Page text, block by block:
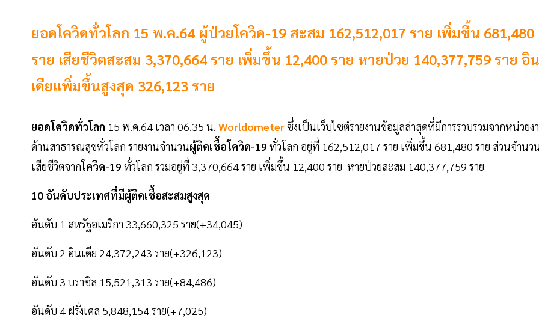
ยอดโควิดทั่วโลก 15 พ.ค.64 ผู้ป่วยโควิด-19 สะสม 162,512,017 ราย เพิ่มขึ้น 681,480
ราย เสียชีวิตสะสม 3,370,664 ราย เพิ่มขึ้น 12,400 ราย หายป่วย 140,377,759 ราย อิน
เดียเเพิ่มขึ้นสูงสุด 326,123 ราย
ยอดโควิดทั่วโลก 15 พ.ค.64 เวลา 06.35 น. Worldometerซึ่งเป็นเว็บไซต์รายงานข้อมูลล่าสุดที่มีการรวบรวมจากหน่วยง
ด้านสาธารณสุขทั่วโลก รายงานจำนวนผู้ติดเชื้อโควิด-19 ทั่วโลก อยู่ที่ 162,512,017 ราย เพิ่มขึ้น 681,480 ราย ส่วนจำนว
เสียชีวิตจากโควิด-19 ทั่วโลก รวมอยู่ที่ 3,370,664 ราย เพิ่มขึ้น 12,400 ราย หายป่วยสะสม 140,377,759 ราย
10 อันดับประเทศที่มีผู้ติดเชื้อสะสมสูงสุด
อันดับ 1 สหรัฐอเมริกา 33,660,325 ราย(+34,045)
อันดับ 2 อินเดีย 24,372,243 ราย(+326,123)
อันดับ 3 บราซิล 15,521,313 ราย(+84,486)
อันดับ 4 ฝรั่งเศส 5,848,154 ราย(+7,025)